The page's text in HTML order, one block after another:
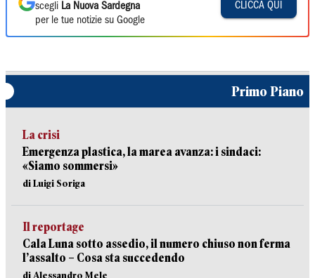
scegli La Nuova Sardegna
per le tue notizie su Google
CLICCA QUI
Primo Piano
La crisi
Emergenza plastica, la marea avanza: i sindaci:
«Siamo sommersi»
di Luigi Soriga
Il reportage
Cala Luna sotto assedio, il numero chiuso non ferma
l’assalto – Cosa sta succedendo
di Alessandro Mele